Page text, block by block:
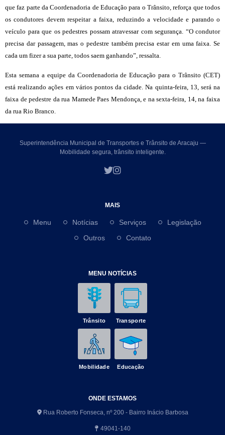
que faz parte da Coordenadoria de Educação para o Trânsito, reforça que todos
os condutores devem respeitar a faixa, reduzindo a velocidade e parando o
veículo para que os pedestres possam atravessar com segurança. “O condutor
precisa dar passagem, mas o pedestre também precisa estar em uma faixa. Se
cada um fizer a sua parte, todos saem ganhando”, ressalta.
Esta semana a equipe da Coordenadoria de Educação para o Trânsito (CET)
está realizando ações em vários pontos da cidade. Na quinta-feira, 13, será na
faixa de pedestre da rua Mamede Paes Mendonça, e na sexta-feira, 14, na faixa
da rua Rio Branco.
Superintendência Municipal de Transportes e Trânsito de Aracaju —
Mobilidade segura, trânsito inteligente.
MAIS
Menu Notícias Serviços
Legislação
Outros
Contato
MENU NOTÍCIAS
Trânsito Transporte
Mobilidade Educação
ONDE ESTAMOS
Rua Roberto Fonseca, nº 200 - Bairro Inácio Barbosa
49041-140